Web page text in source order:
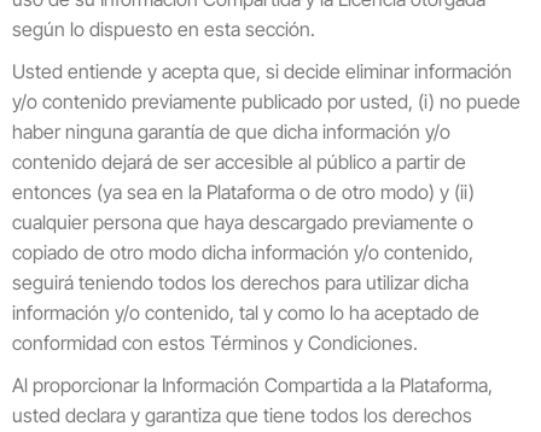
según lo dispuesto en esta sección.
Usted entiende y acepta que, si decide eliminar información
y/o contenido previamente publicado por usted, (i) no puede
haber ninguna garantía de que dicha información y/o
contenido dejará de ser accesible al público a partir de
entonces (ya sea en la Plataforma o de otro modo) y (ii)
cualquier persona que haya descargado previamente o
copiado de otro modo dicha información y/o contenido,
seguirá teniendo todos los derechos para utilizar dicha
información y/o contenido, tal y como lo ha aceptado de
conformidad con estos Términos y Condiciones.
Al proporcionar la Información Compartida a la Plataforma,
usted declara y garantiza que tiene todos los derechos